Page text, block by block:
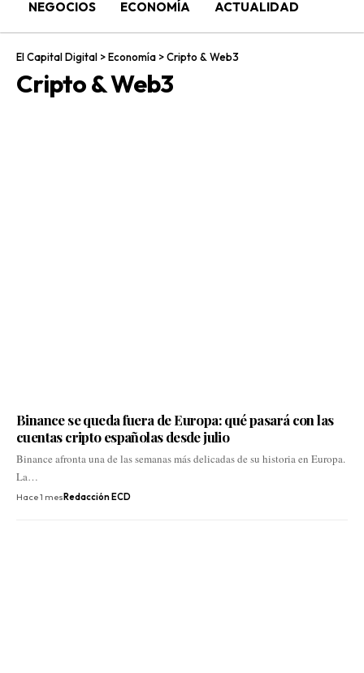
NEGOCIOS ECONOMÍA ACTUALIDAD
El Capital Digital >Economía >Cripto & Web3
Cripto & Web3
Binance se queda fuera de Europa: qué pasará con las
cuentas cripto españolas desde julio
Binance afronta una de las semanas más delicadas de su historia en Europa.
La…
Hace 1 mes Redacción ECD